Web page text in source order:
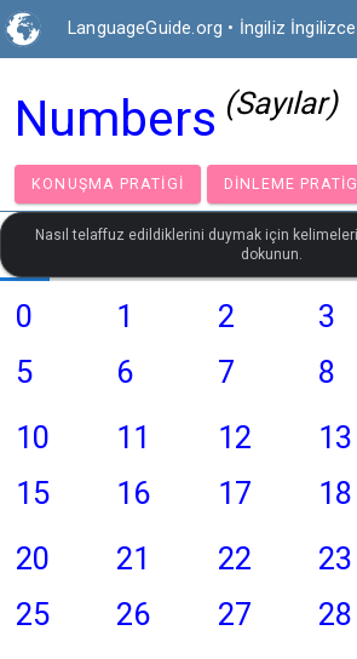
LanguageGuide.org • İngiliz
Numbers (Sayılar)
KONUŞMA PRATIGI DINLEME
Nasıl telaffuz edildiklerini duymak için
dokunun.
0 1 2 3
5
6 7 8
10
11 12 13
15
16 17 18
20
21 22 23
25
26 27 28